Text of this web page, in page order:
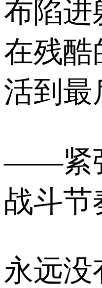
布陷进
在残酷
活到最
——紧
战斗节
永远没